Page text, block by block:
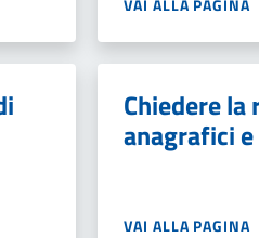
VAI ALLA PAGINA
Chiedere
anagrafici
VAI ALLA PAGINA